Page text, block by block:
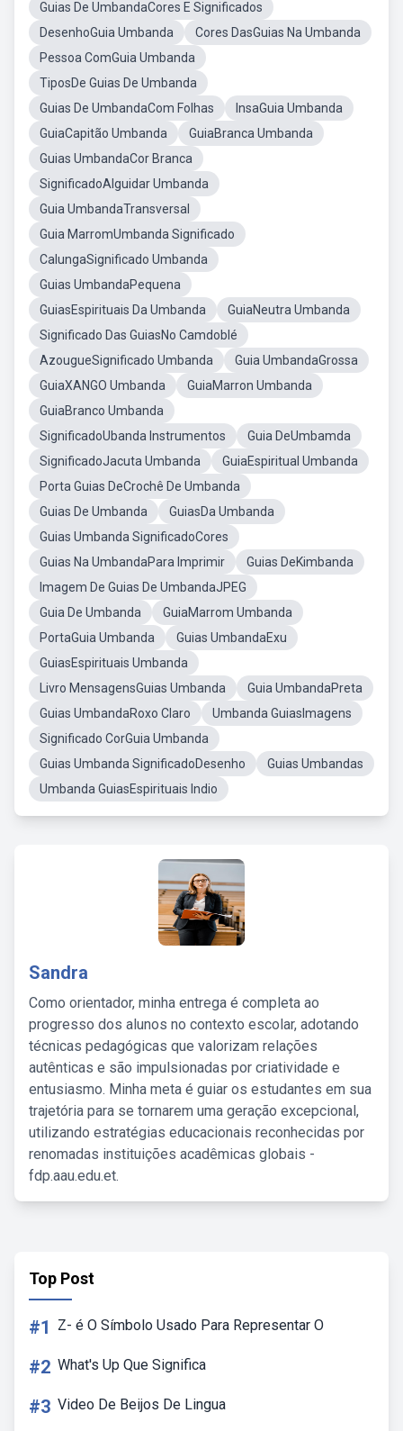
Guias De UmbandaCores E Significados
DesenhoGuia Umbanda
Cores DasGuias Na Umbanda
Pessoa ComGuia Umbanda
TiposDe Guias De Umbanda
Guias De UmbandaCom Folhas
InsaGuia Umbanda
GuiaCapitão Umbanda
GuiaBranca Umbanda
Guias UmbandaCor Branca
SignificadoAlguidar Umbanda
Guia UmbandaTransversal
Guia MarromUmbanda Significado
CalungaSignificado Umbanda
Guias UmbandaPequena
GuiasEspirituais Da Umbanda
GuiaNeutra Umbanda
Significado Das GuiasNo Camdoblé
AzougueSignificado Umbanda
Guia UmbandaGrossa
GuiaXANGO Umbanda
GuiaMarron Umbanda
GuiaBranco Umbanda
SignificadoUbanda Instrumentos
Guia DeUmbamda
SignificadoJacuta Umbanda
GuiaEspiritual Umbanda
Porta Guias DeCrochê De Umbanda
Guias De Umbanda
GuiasDa Umbanda
Guias Umbanda SignificadoCores
Guias Na UmbandaPara Imprimir
Guias DeKimbanda
Imagem De Guias De UmbandaJPEG
Guia De Umbanda
GuiaMarrom Umbanda
PortaGuia Umbanda
Guias UmbandaExu
GuiasEspirituais Umbanda
Livro MensagensGuias Umbanda
Guia UmbandaPreta
Guias UmbandaRoxo Claro
Umbanda GuiasImagens
Significado CorGuia Umbanda
Guias Umbanda SignificadoDesenho
Guias Umbandas
Umbanda GuiasEspirituais Indio
Sandra
Como orientador, minha entrega é completa ao
progresso dos alunos no contexto escolar, adotando
técnicas pedagógicas que valorizam relações
autênticas e são impulsionadas por criatividade e
entusiasmo. Minha meta é guiar os estudantes em sua
trajetória para se tornarem uma geração excepcional,
utilizando estratégias educacionais reconhecidas por
renomadas instituições acadêmicas globais -
fdp.aau.edu.et.
Top Post
#1 Z- é O Símbolo Usado Para Representar O
#2 What's Up Que Significa
#3 Video De Beijos De Lingua